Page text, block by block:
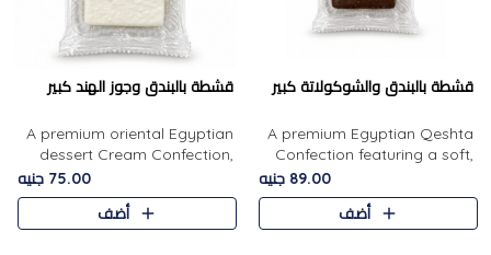
قشطة بالبندق والشوكولاتة كبير
A premium Egyptian Qeshta
Confection featuring a soft,
creamy texture paired with a
rich layer of premium
chocolate and the distinctive
89.00 جنيه
أضف
قشطة بالبندق وجوز الهند كبير
A premium oriental Egyptian
dessert Cream Confection,
featuring a soft, creamy
texture and the distinctive
flavor of roasted hazelnuts.
75.00 جنيه
أضف